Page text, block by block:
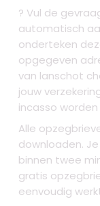
? Vul de
automatisch
onderteken
opgegeven
van lanschot
jouw
incasso
Alle
downloaden.
binnen twee
gratis
eenvoudig